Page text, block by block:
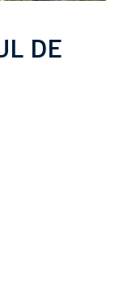
DE